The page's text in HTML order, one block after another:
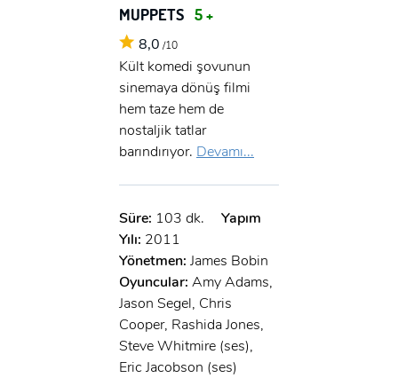
MUPPETS 5 +
8,0 /10
Kült komedi şovunun
sinemaya dönüş filmi
hem taze hem de
nostaljik tatlar
barındırıyor. Devamı...
Süre: 103 dk.
Yapım
Yılı: 2011
Yönetmen: James Bobin
Oyuncular: Amy Adams,
Jason Segel, Chris
Cooper, Rashida Jones,
Steve Whitmire (ses),
Eric Jacobson (ses)